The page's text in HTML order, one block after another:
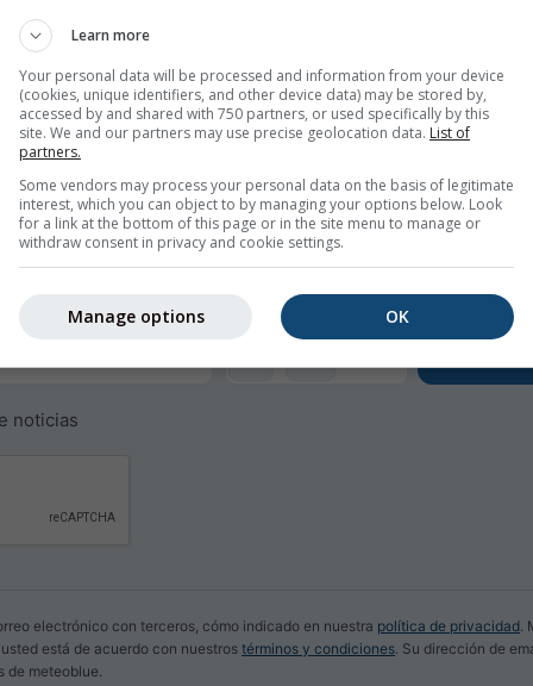
(p.e. chubascos, aguaceros). El asterisco indica nevadas.
del viento son de color azul y de ráfagas son de color
apuntan en la misma dirección que el viento.
para Thio
diaria por correo electrónico.
cancelar en cualquier momento.
noticias
electrónico con terceros, cómo indicado en nuestra política de privacidad
está de acuerdo con nuestros términos y condiciones . Su dirección de
meteoblue.
Learn more
Your personal data will be processed and information from your device
(cookies, unique identifiers, and other device data) may be stored by,
accessed by and shared with 750 partners, or used specifically by this
site. We and our partners may use precise geolocation data. List of
partners.
Some vendors may process your personal data on the basis of legitimate
interest, which you can object to by managing your options below. Look
for a link at the bottom of this page or in the site menu to manage or
withdraw consent in privacy and cookie settings.
OK
Manage options